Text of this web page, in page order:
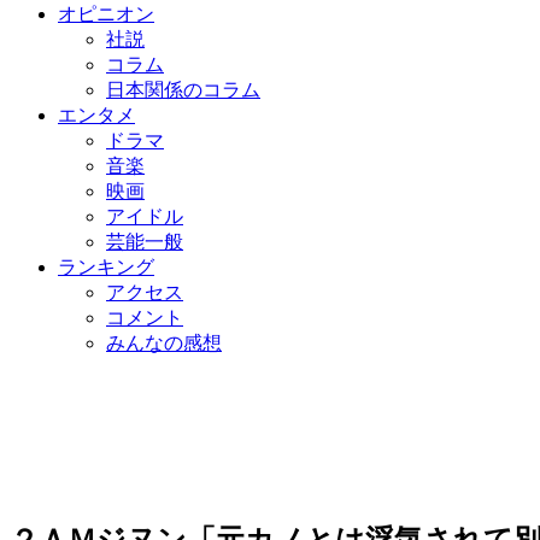
オピニオン
社説
コラム
日本関係のコラム
エンタメ
ドラマ
音楽
映画
アイドル
芸能一般
ランキング
アクセス
コメント
みんなの感想